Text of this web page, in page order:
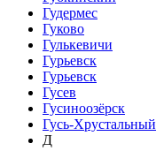
Гудермес
Гуково
Гулькевичи
Гурьевск
Гурьевск
Гусев
Гусиноозёрск
Гусь-Хрустальный
Д